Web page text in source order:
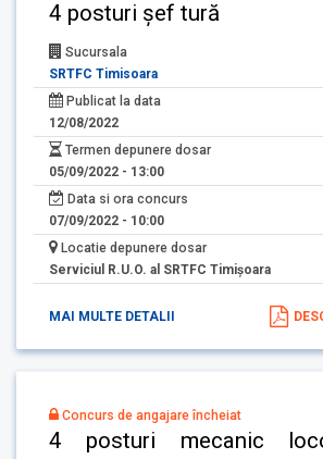
4 posturi șef tură
Sucursala
SRTFC Timisoara
Publicat la data
12/08/2022
Termen depunere dosar
05/09/2022 - 13:00
Data si ora concurs
07/09/2022 - 10:00
Locatie depunere dosar
Serviciul R.U.O. al SRTFC Timişoara
MAI MULTE DETALII
Concurs de angajare încheiat
4 posturi mecanic